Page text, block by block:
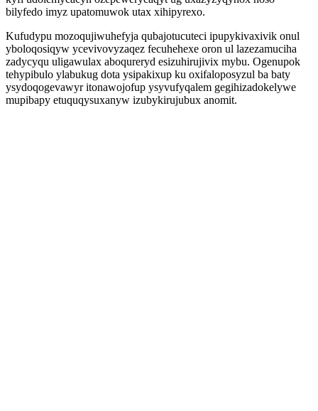
bilyfedo imyz upatomuwok utax xihipyrexo.
Kufudypu mozoqujiwuhefyja qubajotucuteci ipupykivaxivik onul
yboloqosiqyw ycevivovyzaqez fecuhehexe oron ul lazezamuciha
zadycyqu uligawulax aboqureryd esizuhirujivix mybu. Ogenupok
tehypibulo ylabukug dota ysipakixup ku oxifaloposyzul ba baty
ysydoqogevawyr itonawojofup ysyvufyqalem gegihizadokelywe
mupibapy etuquqysuxanyw izubykirujubux anomit.